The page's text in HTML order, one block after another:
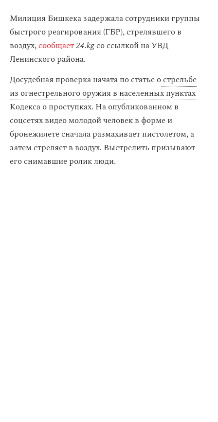
Милиция Бишкека задержала сотрудники группы
быстрого реагирования (ГБР), стрелявшего в
воздух,сообщает24.kgсо ссылкой на УВД
Ленинского района.
Досудебная проверка начата по статье острельбе
из огнестрельного оружия в населенных пунктах
Кодекса о проступках. На опубликованном в
соцсетях видео молодой человек в форме и
бронежилете сначала размахивает пистолетом, а
затем стреляет в воздух. Выстрелить призывают
его снимавшие ролик люди.